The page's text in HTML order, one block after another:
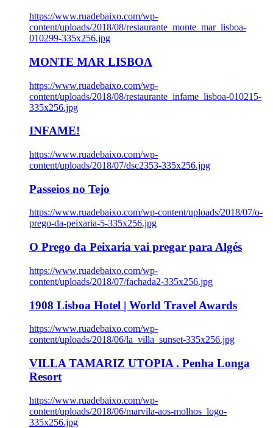
https://www.ruadebaixo.com/wp-
content/uploads/2018/08/restaurante_monte_mar_lisboa-
010299-335x256.jpg
MONTE MAR LISBOA
https://www.ruadebaixo.com/wp-
content/uploads/2018/08/restaurante_infame_lisboa-010215-
335x256.jpg
INFAME!
https://www.ruadebaixo.com/wp-
content/uploads/2018/07/dsc2353-335x256.jpg
Passeios no Tejo
https://www.ruadebaixo.com/wp-content/uploads/2018/07/o-
prego-da-peixaria-5-335x256.jpg
O Prego da Peixaria vai pregar para Algés
https://www.ruadebaixo.com/wp-
content/uploads/2018/07/fachada2-335x256.jpg
1908 Lisboa Hotel | World Travel Awards
https://www.ruadebaixo.com/wp-
content/uploads/2018/06/la_villa_sunset-335x256.jpg
VILLA TAMARIZ UTOPIA . Penha Longa
Resort
https://www.ruadebaixo.com/wp-
content/uploads/2018/06/marvila-aos-molhos_logo-
335x256.jpg